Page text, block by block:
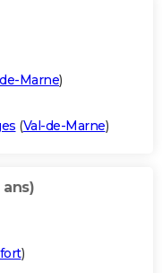
Marne)
(Val-de-Marne)
ans)
)